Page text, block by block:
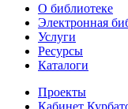
О библиотеке
Электронная
Услуги
Ресурсы
Каталоги
Проекты
Кабинет